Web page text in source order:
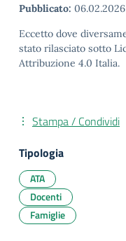
Pubblicato: 06.02.2026
Eccetto dove
stato rilasciato sotto
Attribuzione 4.0 Italia.
Stampa / Condividi
Tipologia
ATA
Docenti
Famiglie